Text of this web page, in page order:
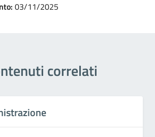
03/11/2025
correlati